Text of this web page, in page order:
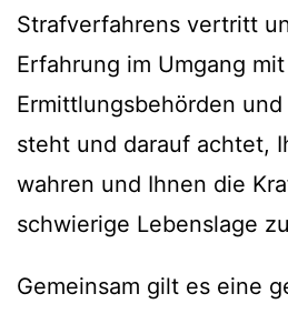
Strafverfahrens vertritt
Erfahrung im Umgang mit
Ermittlungsbehörden
steht und darauf achtet,
wahren und Ihnen die
schwierige Lebenslage
Gemeinsam gilt es eine